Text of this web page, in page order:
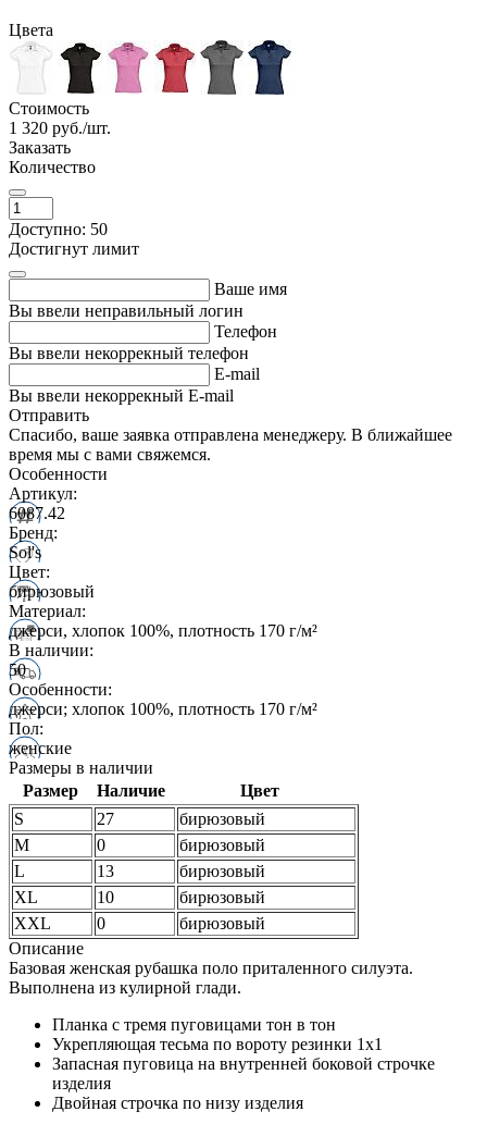
Цвета
Стоимость
1 320 руб./шт.
Заказать
Количество
Доступно: 50
Достигнут лимит
Ваше имя
Вы ввели неправильный логин
Телефон
Вы ввели некоррекный телефон
E-mail
Вы ввели некоррекный E-mail
Отправить
Спасибо, ваше заявка отправлена менеджеру. В ближайшее
время мы с вами свяжемся.
Особенности
Артикул:
6087.42
Бренд:
Sol's
Цвет:
бирюзовый
Материал:
джерси, хлопок 100%, плотность 170 г/м²
В наличии:
50
Особенности:
джерси; хлопок 100%, плотность 170 г/м²
Пол:
женские
Размеры в наличии
Размер
Наличие
Цвет
S
27
бирюзовый
M
0
бирюзовый
L
13
бирюзовый
XL
10
бирюзовый
XXL
0
бирюзовый
Описание
Базовая женская рубашка поло приталенного силуэта.
Выполнена из кулирной глади.
Планка с тремя пуговицами тон в тон
Укрепляющая тесьма по вороту резинки 1х1
Запасная пуговица на внутренней боковой строчке
изделия
Двойная строчка по низу изделия